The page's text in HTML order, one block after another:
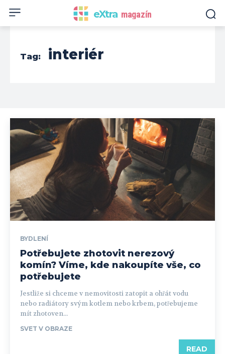
eXtra magazín
Tag: interiér
BYDLENÍ
Potřebujete zhotovit nerezový
komín? Víme, kde nakoupíte vše, co
potřebujete
Jestliže si chceme v nemovitosti zatopit a ohřát vodu
nebo radiátory svým kotlem nebo krbem, potřebujeme
mít zhotoven...
SVET V OBRAZE
READ